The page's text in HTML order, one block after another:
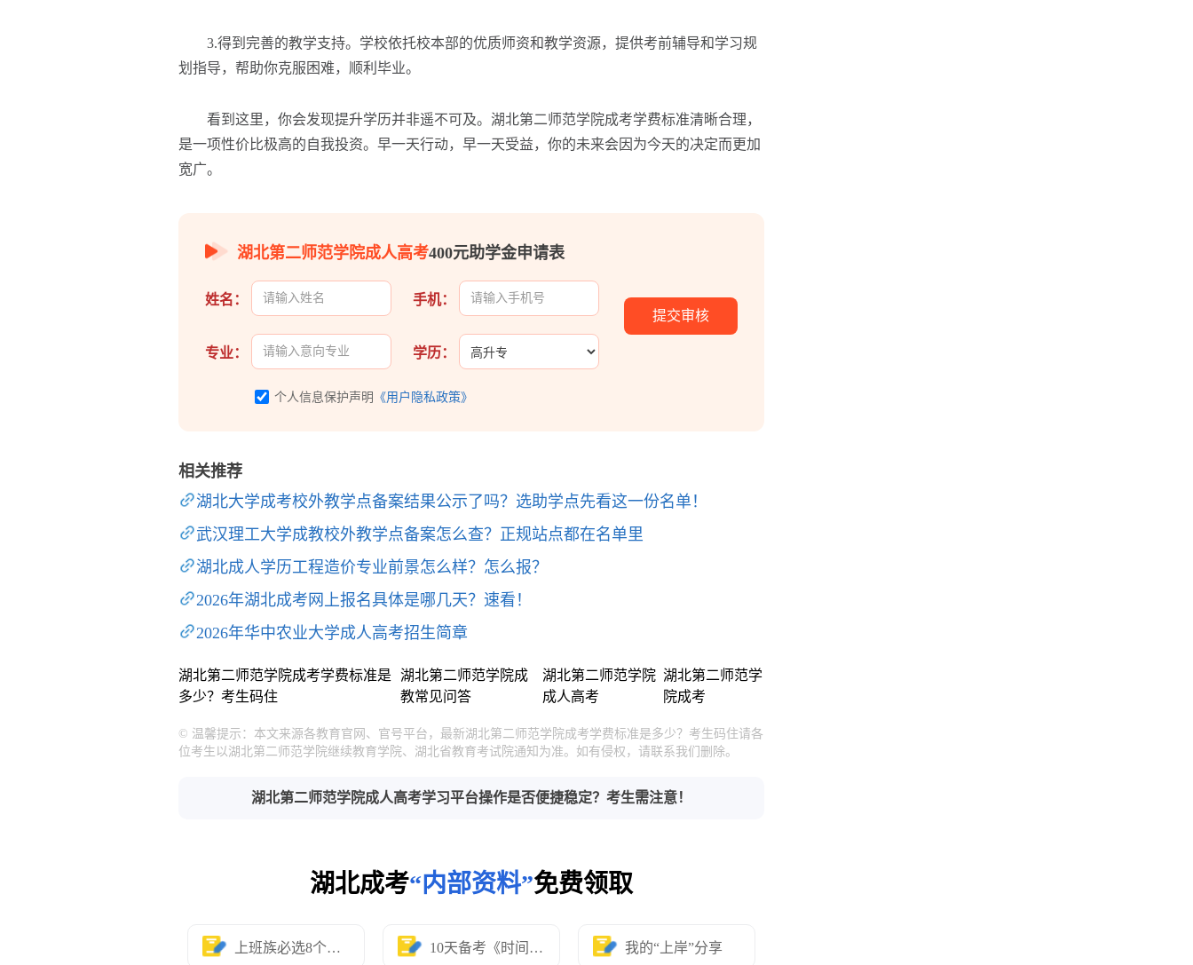
3.得到完善的教学支持。学校依托校本部的优质师资和教学资源，提供考前辅导和学习规
划指导，帮助你克服困难，顺利毕业。
看到这里，你会发现提升学历并非遥不可及。湖北第二师范学院成考学费标准清晰合理，
是一项性价比极高的自我投资。早一天行动，早一天受益，你的未来会因为今天的决定而更加
宽广。
湖北第二师范学院成人高考400元助学金申请表
姓名： 手机：
专业： 学历：
个人信息保护声明 《用户隐私政策》
相关推荐
湖北大学成考校外教学点备案结果公示了吗？选助学点先看这一份名单！
武汉理工大学成教校外教学点备案怎么查？正规站点都在名单里
湖北成人学历工程造价专业前景怎么样？怎么报？
2026年湖北成考网上报名具体是哪几天？速看！
2026年华中农业大学成人高考招生简章
湖北第二师范学院成考学费标准是
多少？考生码住
湖北第二师范学院成
教常见问答
湖北第二师范学院
成人高考
湖北第二师范学
院成考
© 温馨提示：本文来源各教育官网、官号平台，最新湖北第二师范学院成考学费标准是多少？考生码住请各
位考生以湖北第二师范学院继续教育学院、湖北省教育考试院通知为准。如有侵权，请联系我们删除。
湖北第二师范学院成人高考学习平台操作是否便捷稳定？考生需注意！
湖北成考“内部资料”免费领取
上班族必选8个专业 10天备考《时间表》 我的“上岸”分享